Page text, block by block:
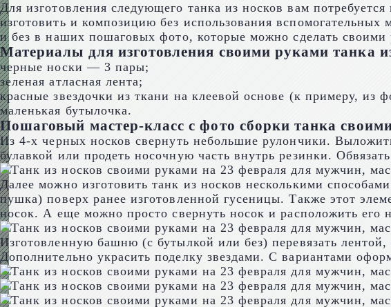
Для изготовления следующего танка из носков вам
изготовить и композицию без использования
и без в наших пошаговых фото, которые можно сделать
Материалы для изготовления своими руками танка
черные носки — 3 пары;
зеленая атласная лента;
красные звездочки из ткани на клеевой основе (к примеру, из
маленькая бутылочка.
Пошаговый мастер-класс с фото сборки танка
Из 4-х черных носков свернуть небольшие рулончики.
булавкой или продеть носочную часть внутрь резинки.
Далее можно изготовить танк из носков несколькими
пушка) поверх ранее изготовленной гусеницы. Также этот
носок. А еще можно просто свернуть носок и расположить его
Изготовленную башню (с бутылкой или без) перевязать
Дополнительно украсить поделку звездами. С вариантами